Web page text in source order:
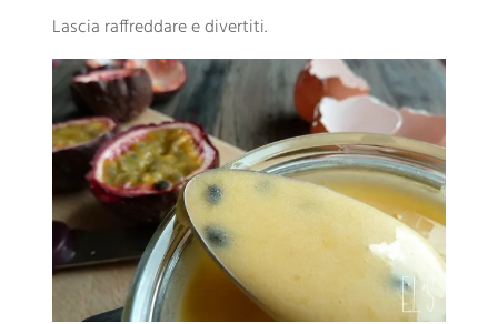
Lascia raffreddare e divertiti.